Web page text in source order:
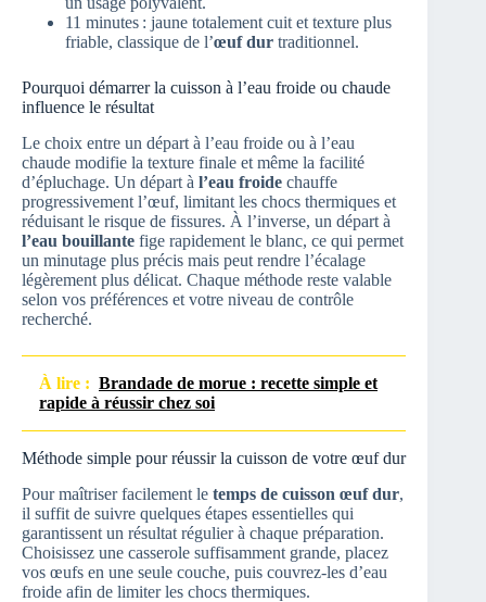
11 minutes : jaune totalement cuit et texture plus
friable, classique de l’œuf dur traditionnel.
Pourquoi démarrer la cuisson à l’eau froide ou chaude
influence le résultat
Le choix entre un départ à l’eau froide ou à l’eau
chaude modifie la texture finale et même la facilité
d’épluchage. Un départ à l’eau froide chauffe
progressivement l’œuf, limitant les chocs thermiques et
réduisant le risque de fissures. À l’inverse, un départ à
l’eau bouillante fige rapidement le blanc, ce qui permet
un minutage plus précis mais peut rendre l’écalage
légèrement plus délicat. Chaque méthode reste valable
selon vos préférences et votre niveau de contrôle
recherché.
À lire : Brandade de morue : recette simple et
rapide à réussir chez soi
Méthode simple pour réussir la cuisson de votre œuf dur
Pour maîtriser facilement le temps de cuisson œuf dur,
il suffit de suivre quelques étapes essentielles qui
garantissent un résultat régulier à chaque préparation.
Choisissez une casserole suffisamment grande, placez
vos œufs en une seule couche, puis couvrez‑les d’eau
froide afin de limiter les chocs thermiques.